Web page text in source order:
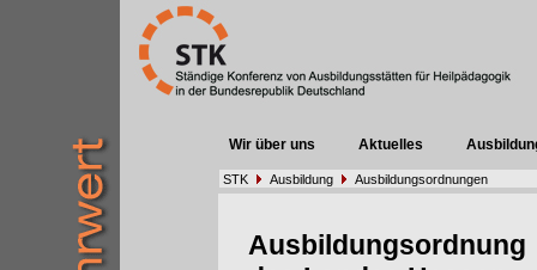
Wir über uns Aktuelles
STK Ausbildung Ausbildungsordnungen
Ausbildungsordnung